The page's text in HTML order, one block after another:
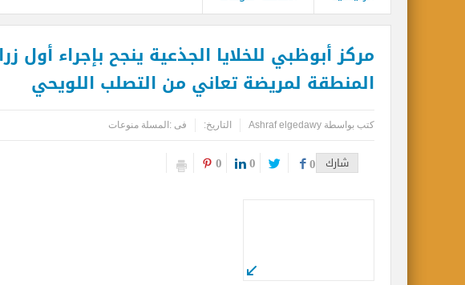
مركز أبوظبي للخلايا الجذعية ينجح بإجراء أول
المنطقة لمريضة تعاني من التصلب اللويحي
كتب بواسطة Ashraf elgedawy التاريخ: فى : المسلة منوعات
شارك 0
0
0